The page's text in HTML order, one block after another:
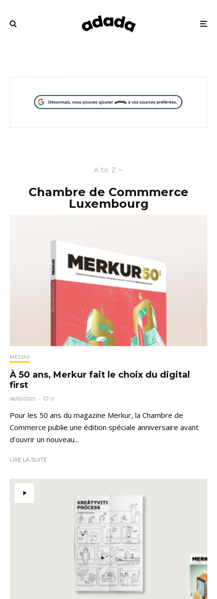
A to Z
Chambre de Commmerce
Luxembourg
MÉDIAS
À 50 ans, Merkur fait le choix du digital
first
06/02/2025 · 0
Pour les 50 ans du magazine Merkur, la Chambre de
Commerce publie une édition spéciale anniversaire avant
d’ouvrir un nouveau...
LIRE LA SUITE